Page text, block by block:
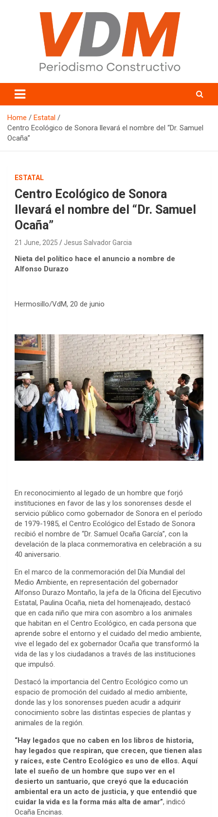
valledelmayo.com
Home
Estatal
Centro Ecológico de Sonora llevará el nombre del “Dr. Samuel
Ocaña”
ESTATAL
Centro Ecológico de Sonora
llevará el nombre del “Dr. Samuel
Ocaña”
21 June, 2025 Jesus Salvador Garcia
Nieta del político hace el anuncio a nombre de
Alfonso Durazo
Hermosillo/VdM, 20 de junio
En reconocimiento al legado de un hombre que forjó
instituciones en favor de las y los sonorenses desde el
servicio público como gobernador de Sonora en el período
de 1979-1985, el Centro Ecológico del Estado de Sonora
recibió el nombre de “Dr. Samuel Ocaña García”, con la
develación de la placa conmemorativa en celebración a su
40 aniversario.
En el marco de la conmemoración del Día Mundial del
Medio Ambiente, en representación del gobernador
Alfonso Durazo Montaño, la jefa de la Oficina del Ejecutivo
Estatal, Paulina Ocaña, nieta del homenajeado, destacó
que en cada niño que mira con asombro a los animales
que habitan en el Centro Ecológico, en cada persona que
aprende sobre el entorno y el cuidado del medio ambiente,
vive el legado del ex gobernador Ocaña que transformó la
vida de las y los ciudadanos a través de las instituciones
que impulsó.
Destacó la importancia del Centro Ecológico como un
espacio de promoción del cuidado al medio ambiente,
donde las y los sonorenses pueden acudir a adquirir
conocimiento sobre las distintas especies de plantas y
animales de la región.
“Hay legados que no caben en los libros de historia,
hay legados que respiran, que crecen, que tienen alas
y raíces, este Centro Ecológico es uno de ellos. Aquí
late el sueño de un hombre que supo ver en el
desierto un santuario, que creyó que la educación
ambiental era un acto de justicia, y que entendió que
cuidar la vida es la forma más alta de amar”, indicó
Ocaña Encinas.